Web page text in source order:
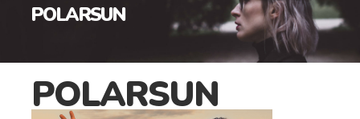
POLARSUN
POLARSUN